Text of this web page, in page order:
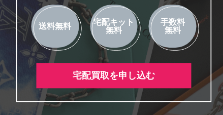
送料無料
宅配キット
無料
手数料
無料
宅配買取を申し込む